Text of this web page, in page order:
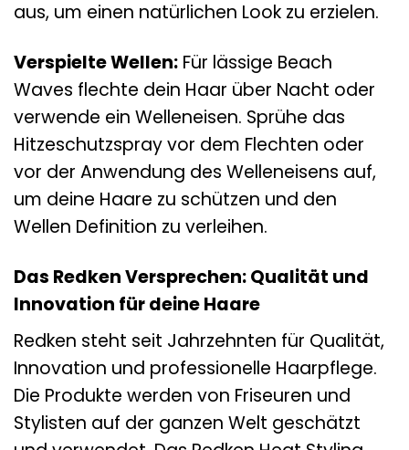
aus, um einen natürlichen Look zu erzielen.
Verspielte Wellen: Für lässige Beach
Waves flechte dein Haar über Nacht oder
verwende ein Welleneisen. Sprühe das
Hitzeschutzspray vor dem Flechten oder
vor der Anwendung des Welleneisens auf,
um deine Haare zu schützen und den
Wellen Definition zu verleihen.
Das Redken Versprechen: Qualität und
Innovation für deine Haare
Redken steht seit Jahrzehnten für Qualität,
Innovation und professionelle Haarpflege.
Die Produkte werden von Friseuren und
Stylisten auf der ganzen Welt geschätzt